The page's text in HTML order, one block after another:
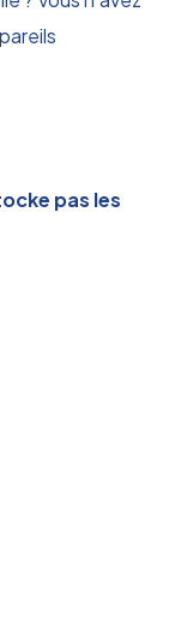
pas les